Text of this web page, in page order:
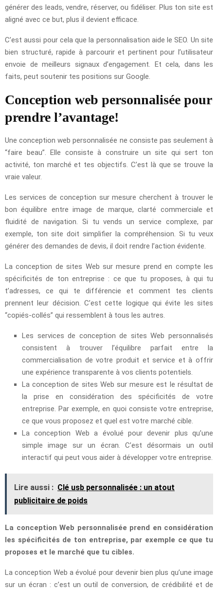
générer des leads, vendre, réserver, ou fidéliser. Plus ton site est
aligné avec ce but, plus il devient efficace.
C’est aussi pour cela que la personnalisation aide le SEO. Un site
bien structuré, rapide à parcourir et pertinent pour l’utilisateur
envoie de meilleurs signaux d’engagement. Et cela, dans les
faits, peut soutenir tes positions sur Google.
Conception web personnalisée pour
prendre l’avantage!
Une conception web personnalisée ne consiste pas seulement à
“faire beau”. Elle consiste à construire un site qui sert ton
activité, ton marché et tes objectifs. C’est là que se trouve la
vraie valeur.
Les services de conception sur mesure cherchent à trouver le
bon équilibre entre image de marque, clarté commerciale et
fluidité de navigation. Si tu vends un service complexe, par
exemple, ton site doit simplifier la compréhension. Si tu veux
générer des demandes de devis, il doit rendre l’action évidente.
La conception de sites Web sur mesure prend en compte les
spécificités de ton entreprise : ce que tu proposes, à qui tu
t’adresses, ce qui te différencie et comment tes clients
prennent leur décision. C’est cette logique qui évite les sites
“copiés-collés” qui ressemblent à tous les autres.
Les services de conception de sites Web personnalisés
consistent à trouver l’équilibre parfait entre la
commercialisation de votre produit et service et à offrir
une expérience transparente à vos clients potentiels.
La conception de sites Web sur mesure est le résultat de
la prise en considération des spécificités de votre
entreprise. Par exemple, en quoi consiste votre entreprise,
ce que vous proposez et quel est votre marché cible.
La conception Web a évolué pour devenir plus qu’une
simple image sur un écran. C’est désormais un outil
interactif qui peut vous aider à développer votre entreprise.
Lire aussi : Clé usb personnalisée : un atout
publicitaire de poids
La conception Web personnalisée prend en considération
les spécificités de ton entreprise, par exemple ce que tu
proposes et le marché que tu cibles.
La conception Web a évolué pour devenir bien plus qu’une image
sur un écran : c’est un outil de conversion, de crédibilité et de